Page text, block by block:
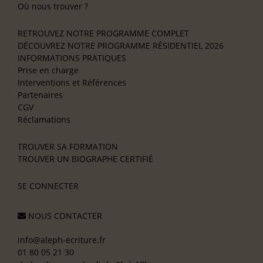
Où nous trouver ?
RETROUVEZ NOTRE PROGRAMME COMPLET
DÉCOUVREZ NOTRE PROGRAMME RÉSIDENTIEL 2026
INFORMATIONS PRATIQUES
Prise en charge
Interventions et Références
Partenaires
CGV
Réclamations
TROUVER SA FORMATION
TROUVER UN BIOGRAPHE CERTIFIÉ
SE CONNECTER
NOUS CONTACTER
info@aleph-ecriture.fr
01 80 05 21 30